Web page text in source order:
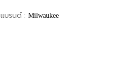
แบรนด์ : Milwaukee